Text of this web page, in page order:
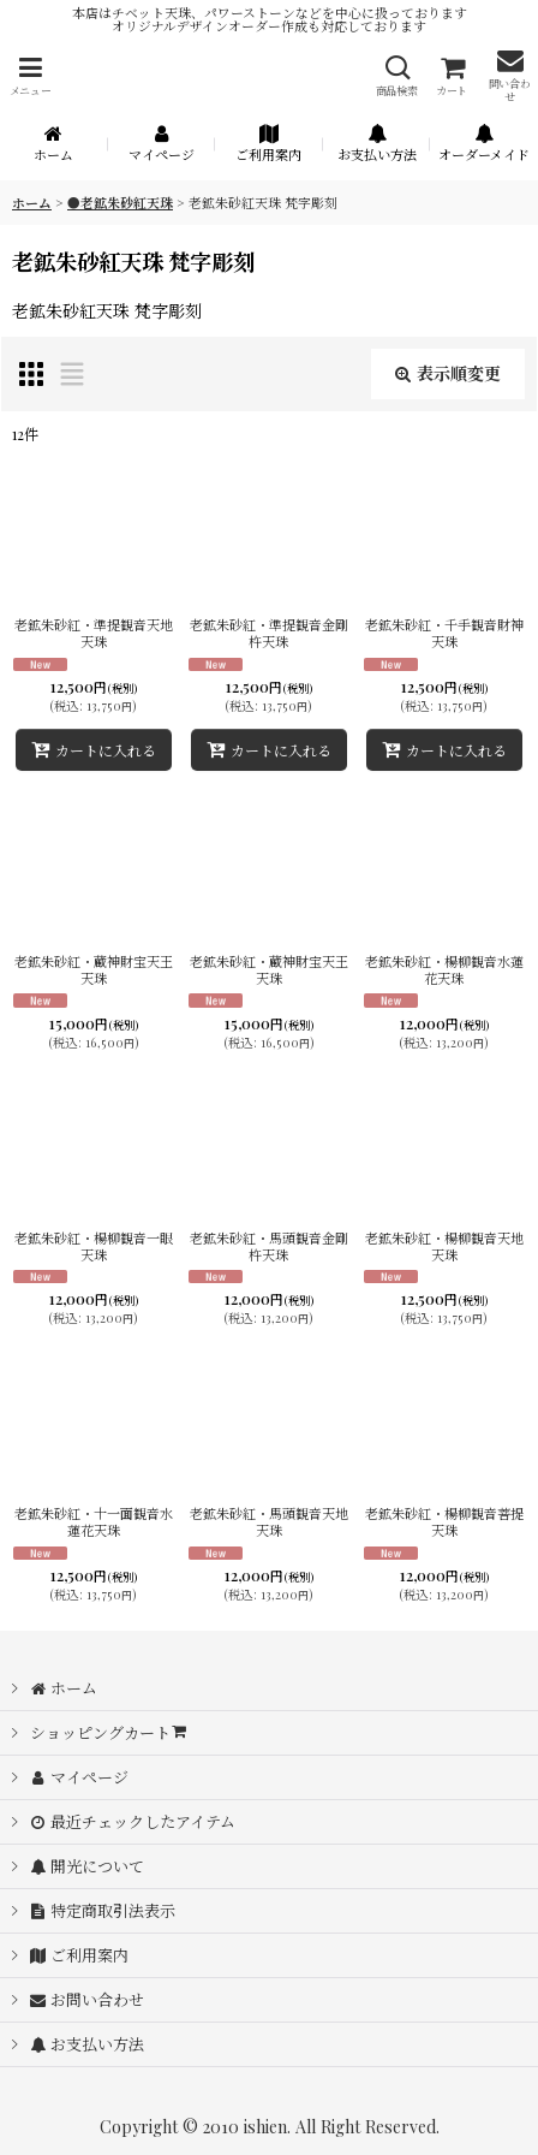
本店はチベット天珠、パワーストーンなどを中心に扱っております
オリジナルデザインオーダー作成も対応しております
メニュー 商品検索 カート
問い合わ
せ
ホーム マイページ ご利用案内 お支払い方法 オーダーメイド
ホーム > ●老鉱朱砂紅天珠 > 老鉱朱砂紅天珠 梵字彫刻
老鉱朱砂紅天珠 梵字彫刻
老鉱朱砂紅天珠 梵字彫刻
表示順変更
絞り込む
12件
老鉱朱砂紅・準提観音天地
天珠
12,500円(税別)
(税込: 13,750円)
カートに入れる
老鉱朱砂紅・準提観音金剛
杵天珠
12,500円(税別)
(税込: 13,750円)
カートに入れる
老鉱朱砂紅・千手観音財神
天珠
12,500円(税別)
(税込: 13,750円)
カートに入れる
老鉱朱砂紅・蔵神財宝天王
天珠
15,000円(税別)
(税込: 16,500円)
老鉱朱砂紅・蔵神財宝天王
天珠
15,000円(税別)
(税込: 16,500円)
老鉱朱砂紅・楊柳観音水蓮
花天珠
12,000円(税別)
(税込: 13,200円)
老鉱朱砂紅・楊柳観音一眼
天珠
12,000円(税別)
(税込: 13,200円)
老鉱朱砂紅・馬頭観音金剛
杵天珠
12,000円(税別)
(税込: 13,200円)
老鉱朱砂紅・楊柳観音天地
天珠
12,500円(税別)
(税込: 13,750円)
老鉱朱砂紅・十一面観音水
蓮花天珠
12,500円(税別)
(税込: 13,750円)
老鉱朱砂紅・馬頭観音天地
天珠
12,000円(税別)
(税込: 13,200円)
老鉱朱砂紅・楊柳観音菩提
天珠
12,000円(税別)
(税込: 13,200円)
ホーム
ショッピングカート
マイページ
最近チェックしたアイテム
開光について
特定商取引法表示
ご利用案内
お問い合わせ
お支払い方法
Copyright © 2010 ishien. All Right Reserved.